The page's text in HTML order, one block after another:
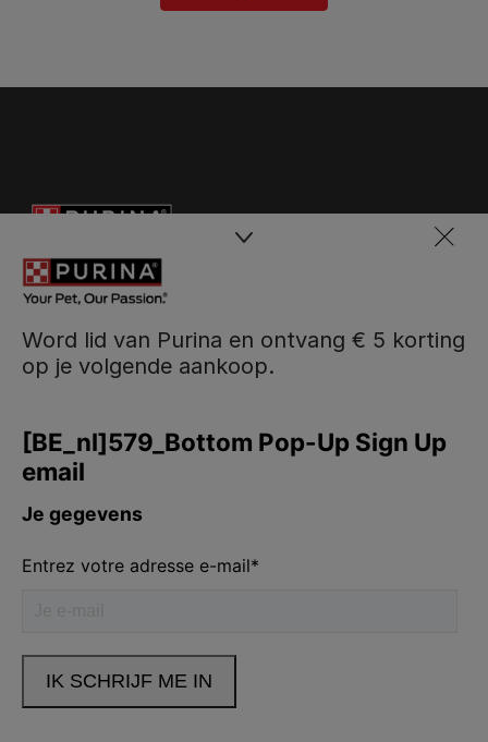
Word lid van Purina en ontvang € 5 korting
op je volgende aankoop.
Neem contact met ons op